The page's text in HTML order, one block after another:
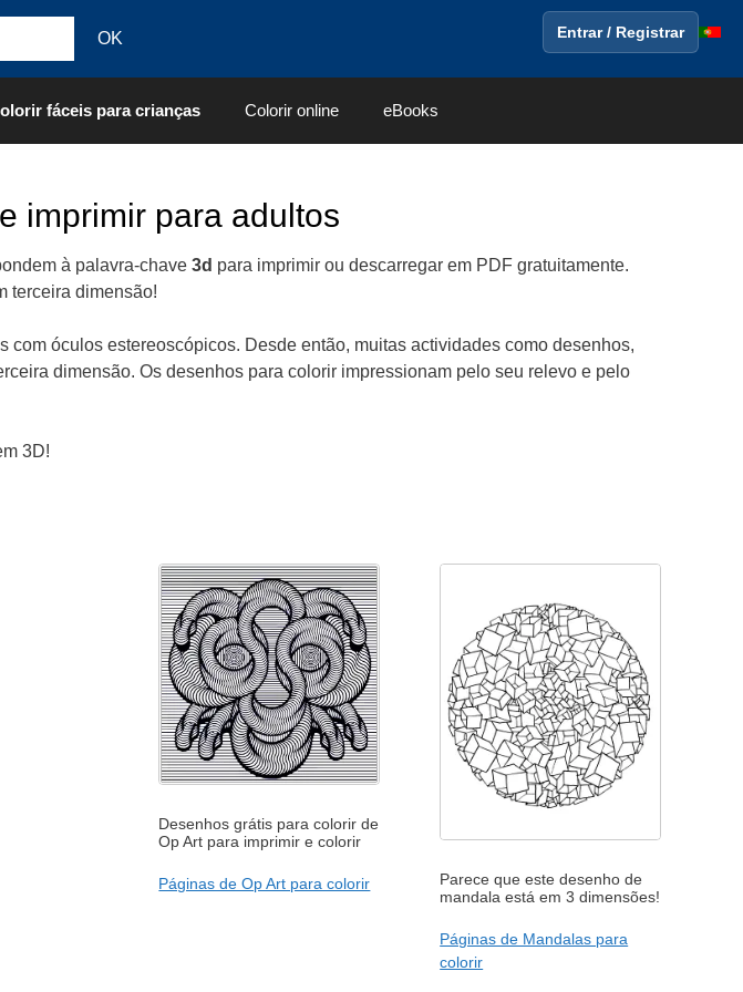
Entrar / Registrar
fáceis para crianças Colorir online eBooks
imprimir para adultos
à palavra-chave 3d para imprimir ou descarregar em PDF gratuitamente.
terceira dimensão!
com óculos estereoscópicos. Desde então, muitas actividades como desenhos,
dimensão. Os desenhos para colorir impressionam pelo seu relevo e pelo
3D!
Desenhos grátis para colorir de
Op Art para imprimir e colorir
Páginas de Op Art para colorir
Parece que este desenho de
mandala está em 3 dimensões!
Páginas de Mandalas para
colorir